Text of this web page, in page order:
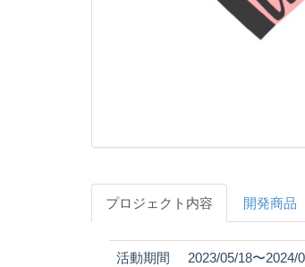
プロジェクト内容 開発商品
活動期間 2023/05/18〜2024/